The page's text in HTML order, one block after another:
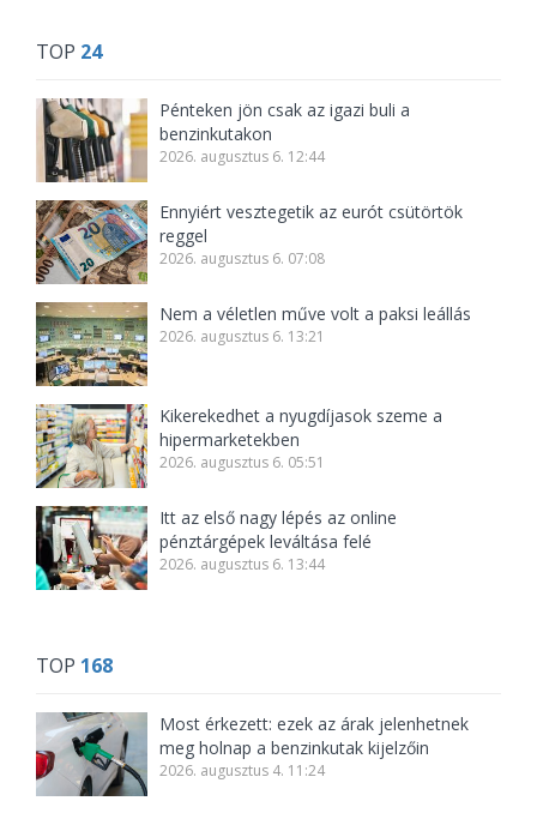
TOP 24
Pénteken jön csak az igazi buli a
benzinkutakon
2026. augusztus 6. 12:44
Ennyiért vesztegetik az eurót csütörtök
reggel
2026. augusztus 6. 07:08
Nem a véletlen műve volt a paksi leállás
2026. augusztus 6. 13:21
Kikerekedhet a nyugdíjasok szeme a
hipermarketekben
2026. augusztus 6. 05:51
Itt az első nagy lépés az online
pénztárgépek leváltása felé
2026. augusztus 6. 13:44
TOP 168
Most érkezett: ezek az árak jelenhetnek
meg holnap a benzinkutak kijelzőin
2026. augusztus 4. 11:24